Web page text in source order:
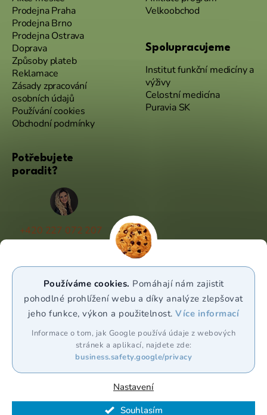
Používáme cookies. Pomáhají nám zajistit
pohodlné prohlížení webu a díky analýze zlepšovat
jeho funkce, výkon a použitelnost.Více informací
Informace o tom, jak Google používá údaje z webových
stránek a aplikací, najdete zde:
business.safety.google/privacy
Nastavení
Souhlasím
Prodejna Praha
Prodejna Brno
Prodejna Ostrava
Doprava
Způsoby plateb
Reklamace
Zásady zpracování
osobních údajů
Používání cookies
Obchodní podmínky
Velkoobchod
Spolupracujeme
Institut funkční medicíny a
výživy
Celostní medicína
Puravia SK
Potřebujete
poradit?
+420 227 072 207
(Po - Pá 9:00 - 17:00)
WhatsApp
Vytvořil Shoptet Premium